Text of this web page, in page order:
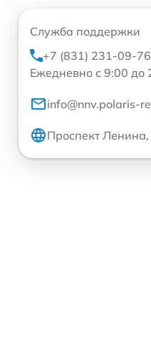
Служба поддержки
+7 (831) 231-09-76
Ежедневно с 9:00 до
info@nnv.polaris-
Проспект